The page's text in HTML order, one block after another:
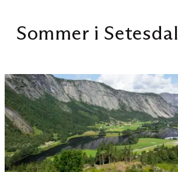
Sommer i Setesdal